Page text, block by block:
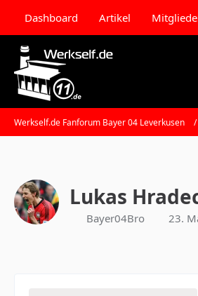
Dashboard Artikel
Werkself.de Fanforum Bayer 04 Leverkusen
Lukas
Bayer04Bro 23.